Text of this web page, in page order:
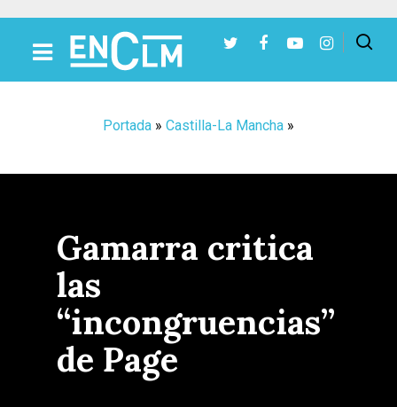
Portada » Castilla-La Mancha »
Gamarra critica
las
“incongruencias”
de Page